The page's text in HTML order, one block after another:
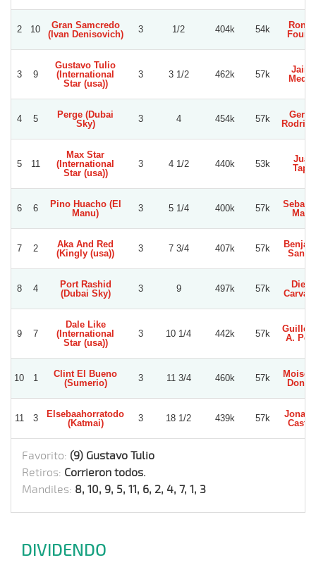
2 10
Gran Samcredo
(Ivan Denisovich)
3 1/2 404k 54k
3 9
Gustavo Tulio
(International
Star (usa))
3 3 1/2 462k 57k
4 5
Perge (Dubai
Sky)
3 4 454k 57k
5 11
Max Star
(International
Star (usa))
3 4 1/2 440k 53k
Juan
Tapia
6 6
Pino Huacho (El
Manu)
3 5 1/4 400k 57k
Marin
7 2
Aka And Red
(Kingly (usa))
3 7 3/4 407k 57k
8 4
Port Rashid
(Dubai Sky)
3 9 497k 57k
Diego
9 7
Dale Like
(International
Star (usa))
3 10 1/4 442k 57k
A.
10 1
Clint El Bueno
(Sumerio)
3 11 3/4 460k 57k
Moises
11 3
Elsebaahorratodo
(Katmai)
3 18 1/2 439k 57k
Favorito: (9) Gustavo Tulio
Retiros: Corrieron todos.
Mandiles: 8, 10, 9, 5, 11, 6, 2, 4, 7, 1, 3
DIVIDENDO